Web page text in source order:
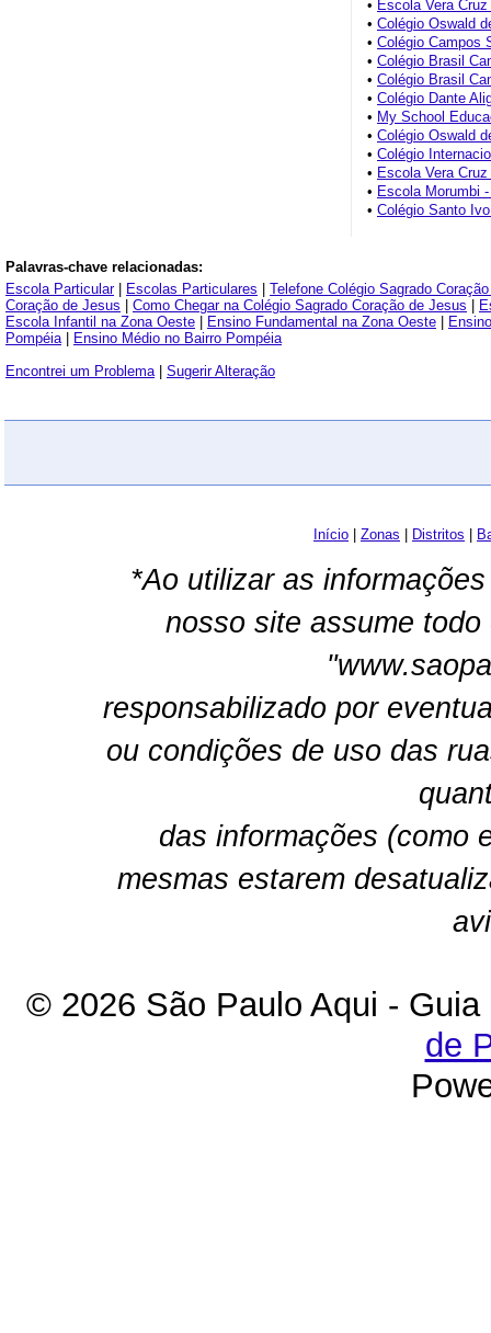
• Escola Vera
• Colégio Oswald
• Colégio Campos
• Colégio Brasil
• Colégio Brasil
• Colégio Dante
• My School
• Colégio Oswald
• Colégio
• Escola Vera
• Escola Morumbi
• Colégio Santo
Palavras-chave relacionadas:
Escola Particular| Escolas Particulares
Telefone Colégio Sagrado
Coração de Jesus
Como Chegar na Colégio Sagrado Coração de Jesus
Escola Infantil na Zona Oeste
Ensino Fundamental na Zona Oeste
Pompéia|
Ensino Médio no Bairro Pompéia
Encontrei um Problema| Sugerir Alteração
Início Zonas Distritos
*Ao utilizar as
nosso site assume
responsabilizado por
ou condições de uso das
das informações (como
mesmas estarem
© 2026 São Paulo Aqui -
de